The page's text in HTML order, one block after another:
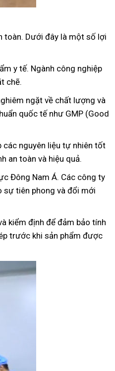
toàn. Dưới đây là một số lợi
y tế. Ngành công nghiệp
chẽ.
ngặt về chất lượng và
quốc tế như GMP (Good
nguyên liệu tự nhiên tốt
an toàn và hiệu quả.
Đông Nam Á. Các công ty
sự tiên phong và đổi mới
kiểm định để đảm bảo tính
trước khi sản phẩm được